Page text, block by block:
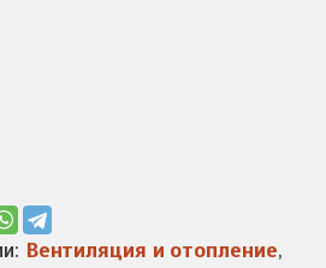
Вентиляция и отопление,